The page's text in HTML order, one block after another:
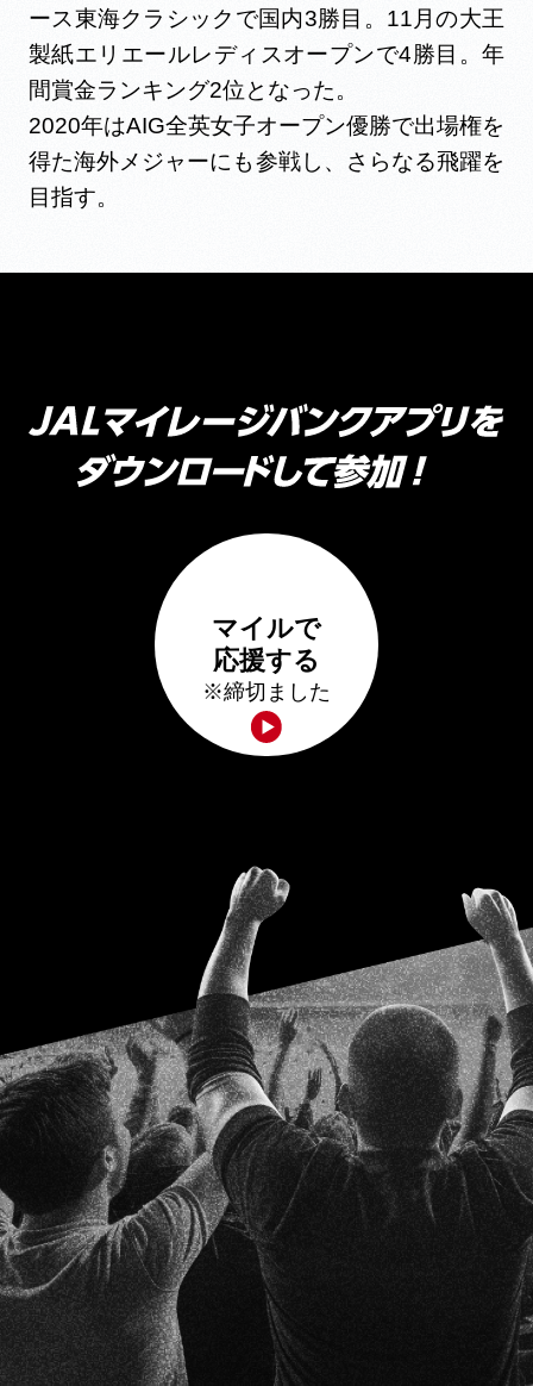
ース東海クラシックで国内3勝目。11月の大王
製紙エリエールレディスオープンで4勝目。年
間賞金ランキング2位となった。
2020年はAIG全英女子オープン優勝で出場権を
得た海外メジャーにも参戦し、さらなる飛躍を
目指す。
マイルで
応援する
※締切ました